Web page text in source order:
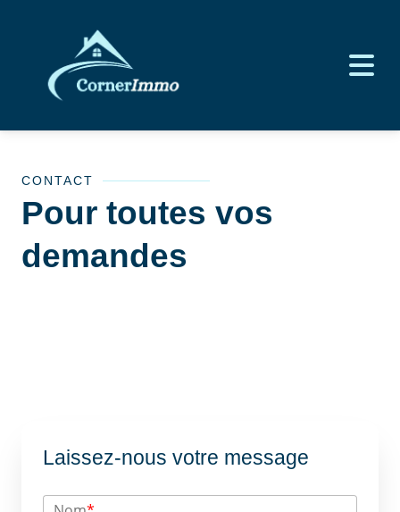
CONTACT
Pour toutes vos
demandes
Laissez-nous votre message